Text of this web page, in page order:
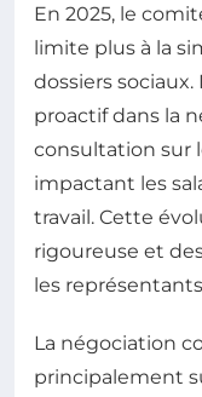
En 2025, le
limite plus à la
dossiers
proactif dans la
consultation sur
impactant les
travail. Cette
rigoureuse et
les
La négociation
principalement